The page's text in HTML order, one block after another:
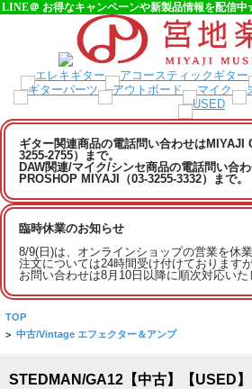
LINE＠ お得なキャンペーンや新製品情報を配信
ギター関連商品の電話問い合わせはMIYAJI
3255-2755）まで。
DAW関連/マイク/シンセ商品の電話問い合
PROSHOP MIYAJI（03-3255-3332）まで。
臨時休業のお知らせ
8/9(日)は、オンラインショップの営業を休
注文については24時間受け付けております
お問い合わせは8月10日以降に順次対応いた
TOP
> 中古/Vintage エフェクター＆アンプ
STEDMAN/GA12【中古】【USED】